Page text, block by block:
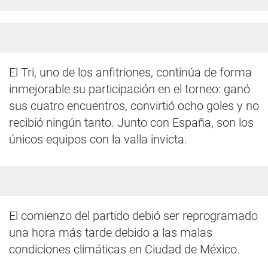
El Tri, uno de los anfitriones, continúa de forma
inmejorable su participación en el torneo: ganó
sus cuatro encuentros, convirtió ocho goles y no
recibió ningún tanto. Junto con España, son los
únicos equipos con la valla invicta.
El comienzo del partido debió ser reprogramado
una hora más tarde debido a las malas
condiciones climáticas en Ciudad de México.